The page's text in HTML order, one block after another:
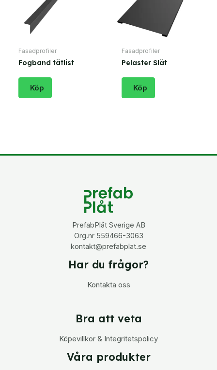
Fasadprofiler
Fogband tätlist
Köp
Fasadprofiler
Pelaster Slät
Köp
PrefabPlåt Sverige AB
Org.nr 559466-3063
kontakt@prefabplat.se
Har du frågor?
Kontakta oss
Bra att veta
Köpevillkor & Integritetspolicy
Våra produkter